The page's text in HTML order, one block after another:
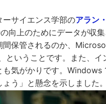
サイエンス学部のアラン
向上のためにデータが収
間保管されるのか、
ということです。また、
気がかりです。Windows
う」と懸念を示しました。